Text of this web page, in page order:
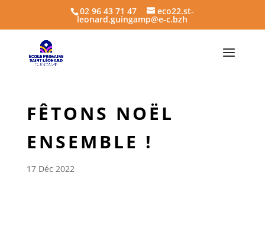
02 96 43 71 47 eco22.st-
leonard.guingamp@e-c.bzh
FÊTONS NOËL
ENSEMBLE !
17 Déc 2022